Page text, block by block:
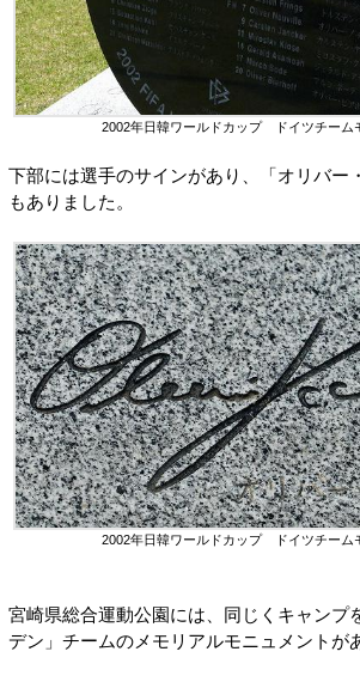
2002年日韓ワールドカップ ドイツチーム
下部には選手のサインがあり、「オリバー
もありました。
2002年日韓ワールドカップ ドイツチーム
宮崎県総合運動公園には、同じくキャンプ
デン」チームのメモリアルモニュメントが